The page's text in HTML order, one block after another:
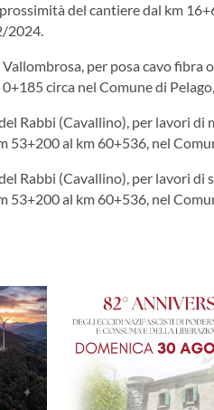
del cantiere dal km
2024.
per posa cavo
circa nel Comune di
Rabbi (Cavallino), per lavori
53+200 al km 60+536, nel
Rabbi (Cavallino), per lavori
53+200 al km 60+536, nel